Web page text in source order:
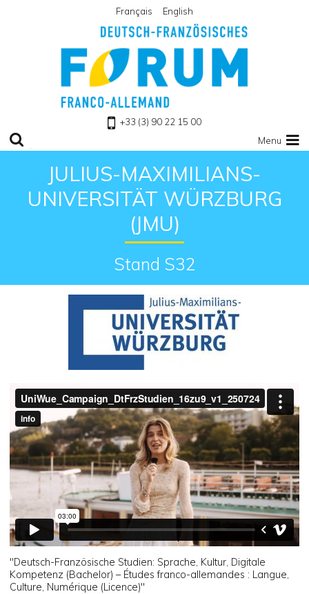
Zu Homepage
Français English
+33 (3) 90 22 15 00
Menu
JULIUS-MAXIMILIANS-
UNIVERSITÄT WÜRZBURG
(JMU)
Stand S32
"Deutsch-Französische Studien: Sprache, Kultur, Digitale
Kompetenz (Bachelor) – Études franco-allemandes : Langue,
Culture, Numérique (Licence)"